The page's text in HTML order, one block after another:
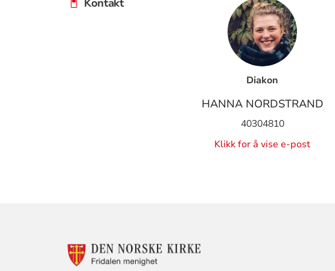
Kontakt
Diakon
HANNA NORDSTRAND
40304810
Klikk for å vise e-post
KONTAKTINFORMASJON